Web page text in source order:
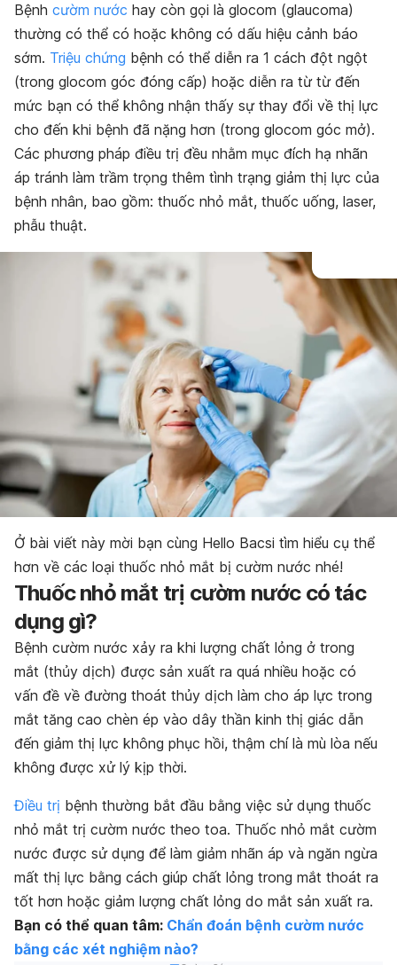
Bệnh cườm nước hay còn gọi là glocom (glaucoma)
thường có thể có hoặc không có dấu hiệu cảnh báo
sớm. Triệu chứng bệnh có thể diễn ra 1 cách đột ngột
(trong glocom góc đóng cấp) hoặc diễn ra từ từ đến
mức bạn có thể không nhận thấy sự thay đổi về thị lực
cho đến khi bệnh đã nặng hơn (trong glocom góc mở).
Các phương pháp điều trị đều nhằm mục đích hạ nhãn
áp tránh làm trầm trọng thêm tình trạng giảm thị lực của
bệnh nhân, bao gồm: thuốc nhỏ mắt, thuốc uống, laser,
phẫu thuật.
Ở bài viết này mời bạn cùng Hello Bacsi tìm hiểu cụ thể
hơn về các loại thuốc nhỏ mắt bị cườm nước nhé!
Thuốc nhỏ mắt trị cườm nước có tác
dụng gì?
Bệnh cườm nước xảy ra khi lượng chất lỏng ở trong
mắt (thủy dịch) được sản xuất ra quá nhiều hoặc có
vấn đề về đường thoát thủy dịch làm cho áp lực trong
mắt tăng cao chèn ép vào dây thần kinh thị giác dẫn
đến giảm thị lực không phục hồi, thậm chí là mù lòa nếu
không được xử lý kịp thời.
Điều trị bệnh thường bắt đầu bằng việc sử dụng thuốc
nhỏ mắt trị cườm nước theo toa. Thuốc nhỏ mắt cườm
nước được sử dụng để làm giảm nhãn áp và ngăn ngừa
mất thị lực bằng cách giúp chất lỏng trong mắt thoát ra
tốt hơn hoặc giảm lượng chất lỏng do mắt sản xuất ra.
Bạn có thể quan tâm: Chẩn đoán bệnh cườm nước
bằng các xét nghiệm nào?